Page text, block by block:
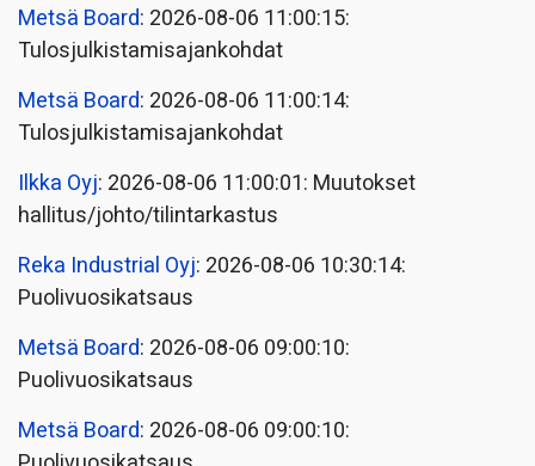
Metsä Board: 2026-08-06 11:00:15:
Tulosjulkistamisajankohdat
Metsä Board: 2026-08-06 11:00:14:
Tulosjulkistamisajankohdat
Ilkka Oyj: 2026-08-06 11:00:01: Muutokset
hallitus/johto/tilintarkastus
Reka Industrial Oyj: 2026-08-06 10:30:14:
Puolivuosikatsaus
Metsä Board: 2026-08-06 09:00:10:
Puolivuosikatsaus
Metsä Board: 2026-08-06 09:00:10: